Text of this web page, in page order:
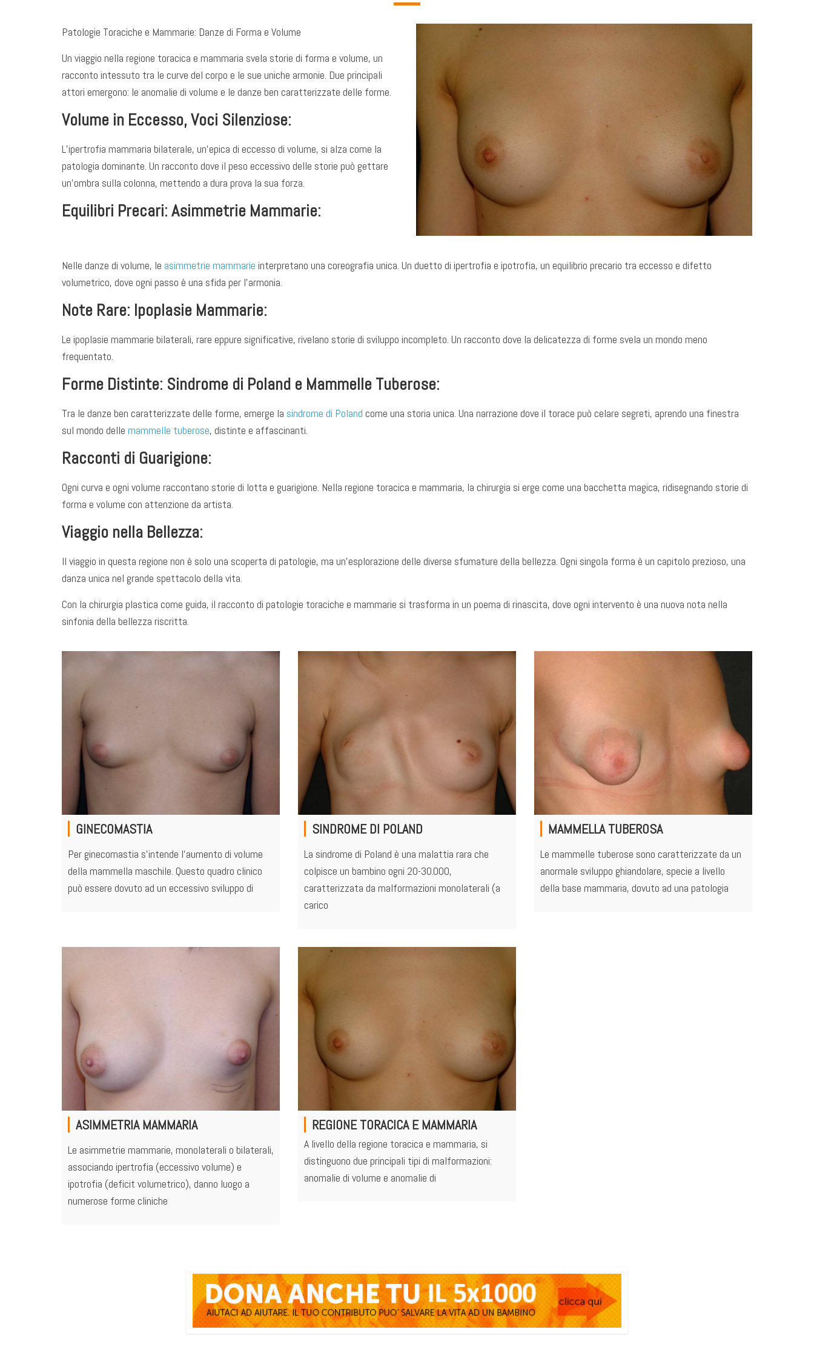
Patologie Toraciche e Mammarie: Danze di Forma e Volume
Un viaggio nella regione toracica e mammaria svela storie di forma e volume, un
racconto intessuto tra le curve del corpo e le sue uniche armonie. Due principali
attori emergono: le anomalie di volume e le danze ben caratterizzate delle forme.
Volume in Eccesso, Voci Silenziose:
L’ipertrofia mammaria bilaterale, un’epica di eccesso di volume, si alza come la
patologia dominante. Un racconto dove il peso eccessivo delle storie può gettare
un’ombra sulla colonna, mettendo a dura prova la sua forza.
Equilibri Precari: Asimmetrie Mammarie:
Nelle danze di volume, le asimmetrie mammarie interpretano una coreografia unica. Un duetto di ipertrofia e ipotrofia, un equilibrio precario tra eccesso e difetto
volumetrico, dove ogni passo è una sfida per l’armonia.
Note Rare: Ipoplasie Mammarie:
Le ipoplasie mammarie bilaterali, rare eppure significative, rivelano storie di sviluppo incompleto. Un racconto dove la delicatezza di forme svela un mondo meno
frequentato.
Forme Distinte: Sindrome di Poland e Mammelle Tuberose:
Tra le danze ben caratterizzate delle forme, emerge la sindrome di Poland come una storia unica. Una narrazione dove il torace può celare segreti, aprendo una finestra
sul mondo delle mammelle tuberose, distinte e affascinanti.
Racconti di Guarigione:
Ogni curva e ogni volume raccontano storie di lotta e guarigione. Nella regione toracica e mammaria, la chirurgia si erge come una bacchetta magica, ridisegnando storie di
forma e volume con attenzione da artista.
Viaggio nella Bellezza:
Il viaggio in questa regione non è solo una scoperta di patologie, ma un’esplorazione delle diverse sfumature della bellezza. Ogni singola forma è un capitolo prezioso, una
danza unica nel grande spettacolo della vita.
Con la chirurgia plastica come guida, il racconto di patologie toraciche e mammarie si trasforma in un poema di rinascita, dove ogni intervento è una nuova nota nella
sinfonia della bellezza riscritta.
GINECOMASTIA
Per ginecomastia s’intende l’aumento di volume
della mammella maschile. Questo quadro clinico
può essere dovuto ad un eccessivo sviluppo di
SINDROME DI POLAND
La sindrome di Poland è una malattia rara che
colpisce un bambino ogni 20-30.000,
caratterizzata da malformazioni monolaterali (a
carico
MAMMELLA TUBEROSA
Le mammelle tuberose sono caratterizzate da un
anormale sviluppo ghiandolare, specie a livello
della base mammaria, dovuto ad una patologia
ASIMMETRIA MAMMARIA
Le asimmetrie mammarie, monolaterali o bilaterali,
associando ipertrofia (eccessivo volume) e
ipotrofia (deficit volumetrico), danno luogo a
numerose forme cliniche
REGIONE TORACICA E MAMMARIA
A livello della regione toracica e mammaria, si
distinguono due principali tipi di malformazioni:
anomalie di volume e anomalie di